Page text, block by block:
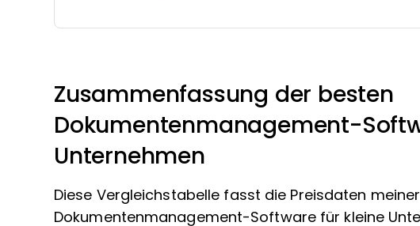
Zusammenfassung der besten
Dokumentenmanagement-
Unternehmen
Diese Vergleichstabelle fasst die Preisdaten
Dokumentenmanagement-Software für kleine